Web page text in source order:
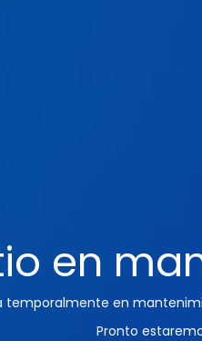
en
temporalmente en
Pronto